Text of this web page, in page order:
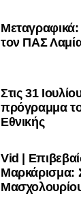
τον ΠΑΣ
Στις 31
πρόγραμμα
Εθνικής
Vid |
Μαρκάρισμα: